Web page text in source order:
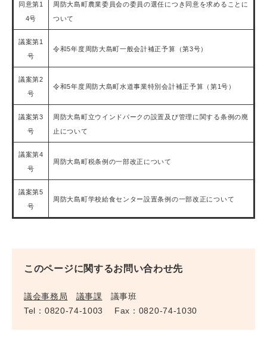
同意第1
4号
周防大島町農業委員会の委員の選任につき同意を求めることに
ついて
議案第1
号
令和5年度周防大島町一般会計補正予算（第3号）
議案第2
号
令和5年度周防大島町水道事業特別会計補正予算（第1号）
議案第3
号
周防大島町立ウインドパークの設置及び管理に関する条例の廃
止について
議案第4
号
周防大島町税条例の一部改正について
議案第5
号
周防大島町学校給食センター設置条例の一部改正について
このページに関するお問い合わせ先
議会事務局 議事課
議事班
Tel：0820-74-1003
Fax：0820-74-1030